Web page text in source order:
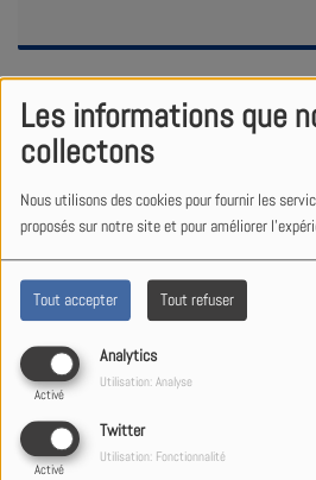
Les informations que
collectons
Nous utilisons des cookies pour fournir les
proposés sur notre site et pour améliorer
Tout accepter Tout refuser
Analytics
Activé
Utilisation: Analyse
Twitter
Activé
Utilisation: Fonctionnalité
ACTUELLEMENT
LEUNORA